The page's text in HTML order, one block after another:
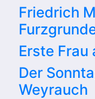
Friedrich
Erste Frau
Der
Weyrauch